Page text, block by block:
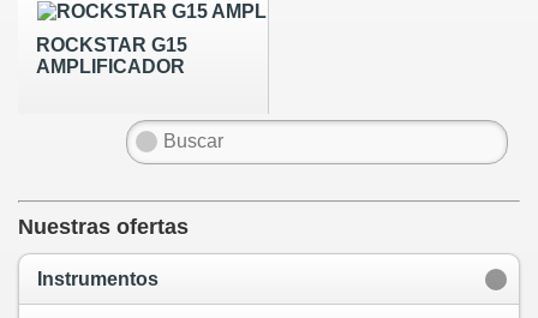
ROCKSTAR G15
AMPLIFICADOR
Nuestras ofertas
Instrumentos